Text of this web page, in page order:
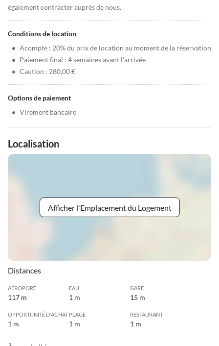
également contracter auprès de nous.
Conditions de location
• Acompte : 20% du prix de location au moment de la réservation
• Paiement final : 4 semaines avant l'arrivée
• Caution : 280,00 €
Options de paiement
• Virement bancaire
Localisation
Afficher l'Emplacement du Logement
Distances
AÉROPORT
117 m
EAU
1 m
GARE
15 m
OPPORTUNITÉ D'ACHAT
1 m
PLAGE
1 m
RESTAURANT
1 m